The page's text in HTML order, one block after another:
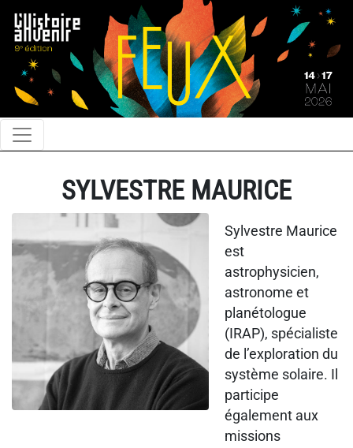
SYLVESTRE MAURICE
Sylvestre Maurice
est
astrophysicien,
astronome et
planétologue
(IRAP), spécialiste
de l’exploration du
système solaire. Il
participe
également aux
missions